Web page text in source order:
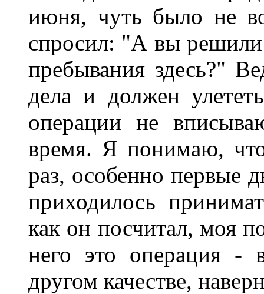
июня, чуть было не
спросил: "А вы решили
пребывания здесь?"
дела и должен
операции не
время. Я понимаю,
раз, особенно первые
приходилось
как он посчитал, моя
него это операция -
другом качестве,